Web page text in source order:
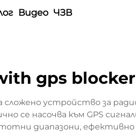
Видео ЧЗВ
gps
устройство за
се насочва към GPS
диапазони,